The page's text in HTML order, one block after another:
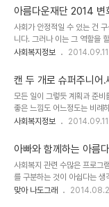
진행합니다. 지원되는 금액이
로 뒤늦게 출발한 제도권의 사
센터가 그렇습니다. 2인의
짓의 보조금이 지급되고 있다
잘 알려지지 않은 사실입니
지 지역아동센터가 어떤 곳인
고 할 수 있을지는 모르겠습니
아름다운재단 2014 변
내
사회가 안정적일 수 있는 건
니다. 그러나 이는 그 역할을
전제하에 가능한 일입니다. 그
않는 분들의 기여를 빼놓을 수
이젠 성공 모델이 되었다고 할
하는 변화의시나리오 스폰서
처럼 좋은 세상을 위해 애쓰는
을 보태는 프로그램이라고 할
으로 지원합니다) 2. 지원대상
사회복지정보 2014.09.11
캔 두 개로 슈퍼주니어
모든 일이 그렇듯 계획과 준
좋은 느낌도 어느정도는 비례
적으로 연관된 사회복지라는
공연 보러가자!"라는 프로그램
디어라는 생각이 들었습니다.
고 가서 공연을 보는 것에 불
입가의 미소가 절로 나게 만듭
는 건 큰 그림에서보 볼 때 그
사회복지정보 2014.09.11
아빠와 함께하는 아름
사회복지 관련 수많은 프로그
를 구분하는 것이 아쉽다는 생
일방적인 기여나 수혜가 아니
맞아 나도그래